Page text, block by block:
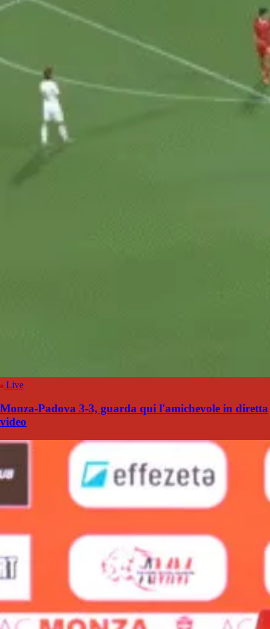
Live
Monza-Padova 3-3, guarda qui l'amichevole in diretta
video